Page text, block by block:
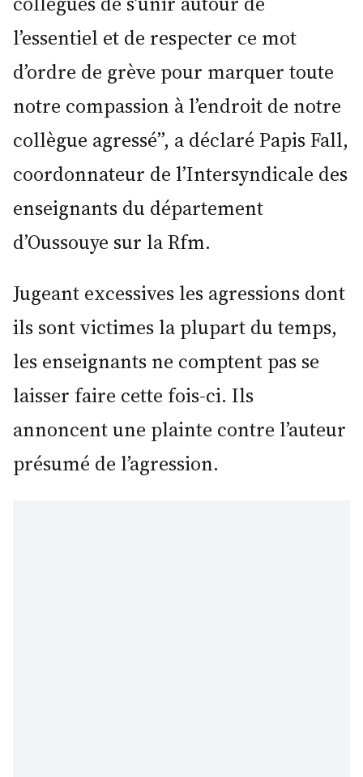
l’essentiel et de respecter ce mot
d’ordre de grève pour marquer toute
notre compassion à l’endroit de notre
collègue agressé’’, a déclaré Papis Fall,
coordonnateur de l’Intersyndicale des
enseignants du département
d’Oussouye sur la Rfm.
Jugeant excessives les agressions dont
ils sont victimes la plupart du temps,
les enseignants ne comptent pas se
laisser faire cette fois-ci. Ils
annoncent une plainte contre l’auteur
présumé de l’agression.